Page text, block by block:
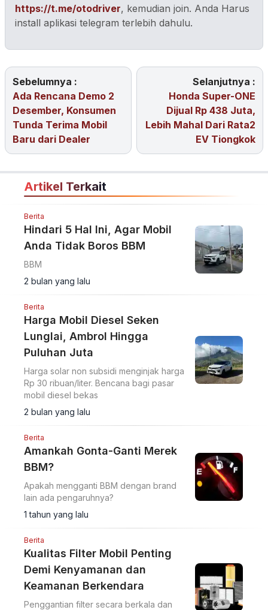
https://t.me/otodriver, kemudian join. Anda Harus
install aplikasi telegram terlebih dahulu.
Sebelumnya :
Ada Rencana Demo 2
Desember, Konsumen
Tunda Terima Mobil
Baru dari Dealer
Selanjutnya :
Honda Super-ONE
Dijual Rp 438 Juta,
Lebih Mahal Dari Rata2
EV Tiongkok
Artikel Terkait
Berita
Hindari 5 Hal Ini, Agar Mobil
Anda Tidak Boros BBM
BBM
2 bulan yang lalu
Berita
Harga Mobil Diesel Seken
Lunglai, Ambrol Hingga
Puluhan Juta
Harga solar non subsidi menginjak harga
Rp 30 ribuan/liter. Bencana bagi pasar
mobil diesel bekas
2 bulan yang lalu
Berita
Amankah Gonta-Ganti Merek
BBM?
Apakah mengganti BBM dengan brand
lain ada pengaruhnya?
1 tahun yang lalu
Berita
Kualitas Filter Mobil Penting
Demi Kenyamanan dan
Keamanan Berkendara
Penggantian filter secara berkala dan